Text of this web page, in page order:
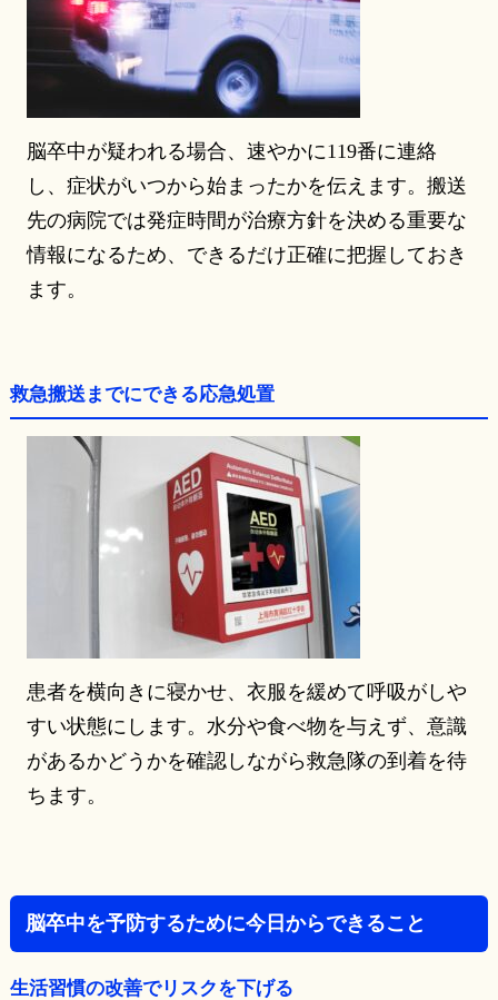
脳卒中が疑われる場合、速やかに119番に連絡
し、症状がいつから始まったかを伝えます。搬送
先の病院では発症時間が治療方針を決める重要な
情報になるため、できるだけ正確に把握しておき
ます。
救急搬送までにできる応急処置
患者を横向きに寝かせ、衣服を緩めて呼吸がしや
すい状態にします。水分や食べ物を与えず、意識
があるかどうかを確認しながら救急隊の到着を待
ちます。
脳卒中を予防するために今日からできること
生活習慣の改善でリスクを下げる